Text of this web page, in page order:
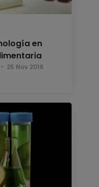
en
25 Nov 2016